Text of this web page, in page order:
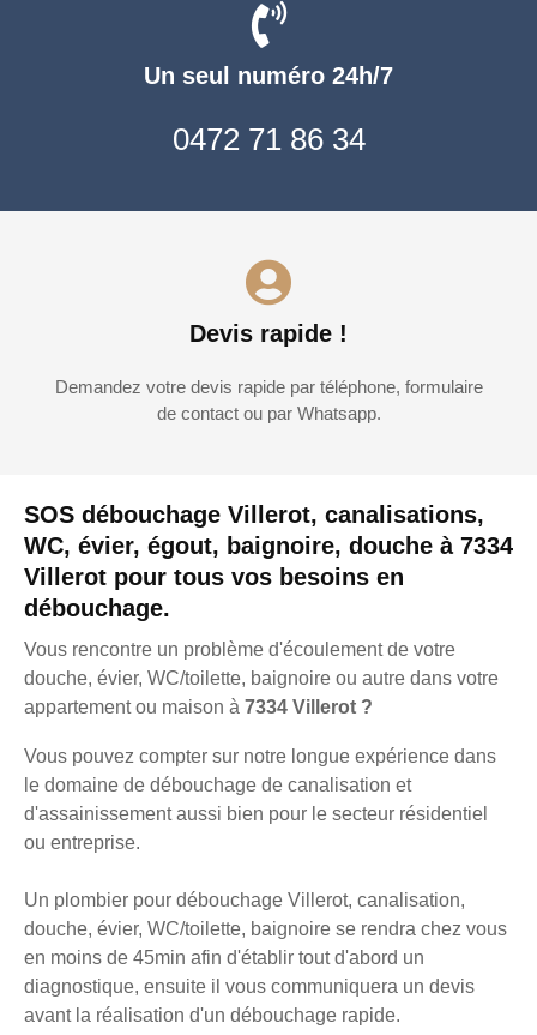
SOS débouchage Villerot, canalisations,
WC, évier, égout, baignoire, douche à 7334
Villerot pour tous vos besoins en
débouchage.
Vous rencontre un problème d'écoulement de votre
douche, évier, WC/toilette, baignoire ou autre dans votre
appartement ou maison à 7334 Villerot ?
Vous pouvez compter sur notre longue expérience dans
le domaine de débouchage de canalisation et
d'assainissement aussi bien pour le secteur résidentiel
ou entreprise.
Un plombier pour débouchage Villerot, canalisation,
douche, évier, WC/toilette, baignoire se rendra chez vous
en moins de 45min afin d'établir tout d'abord un
diagnostique, ensuite il vous communiquera un devis
avant la réalisation d'un débouchage rapide.
Un seul numéro 24h/7
0472 71 86 34
Devis rapide !
Demandez votre devis rapide par téléphone, formulaire
de contact ou par Whatsapp.